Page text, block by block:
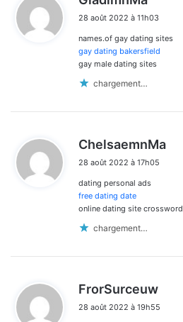
t
:
28 août 2022 à 11h03
names.of gay dating sites
gay dating bakersfield
gay male dating sites
chargement…
ChelsaemnMa
28 août 2022 à 17h05
dating personal ads
free dating date
online dating site crossword
chargement…
FrorSurceuw
t
28 août 2022 à 19h55